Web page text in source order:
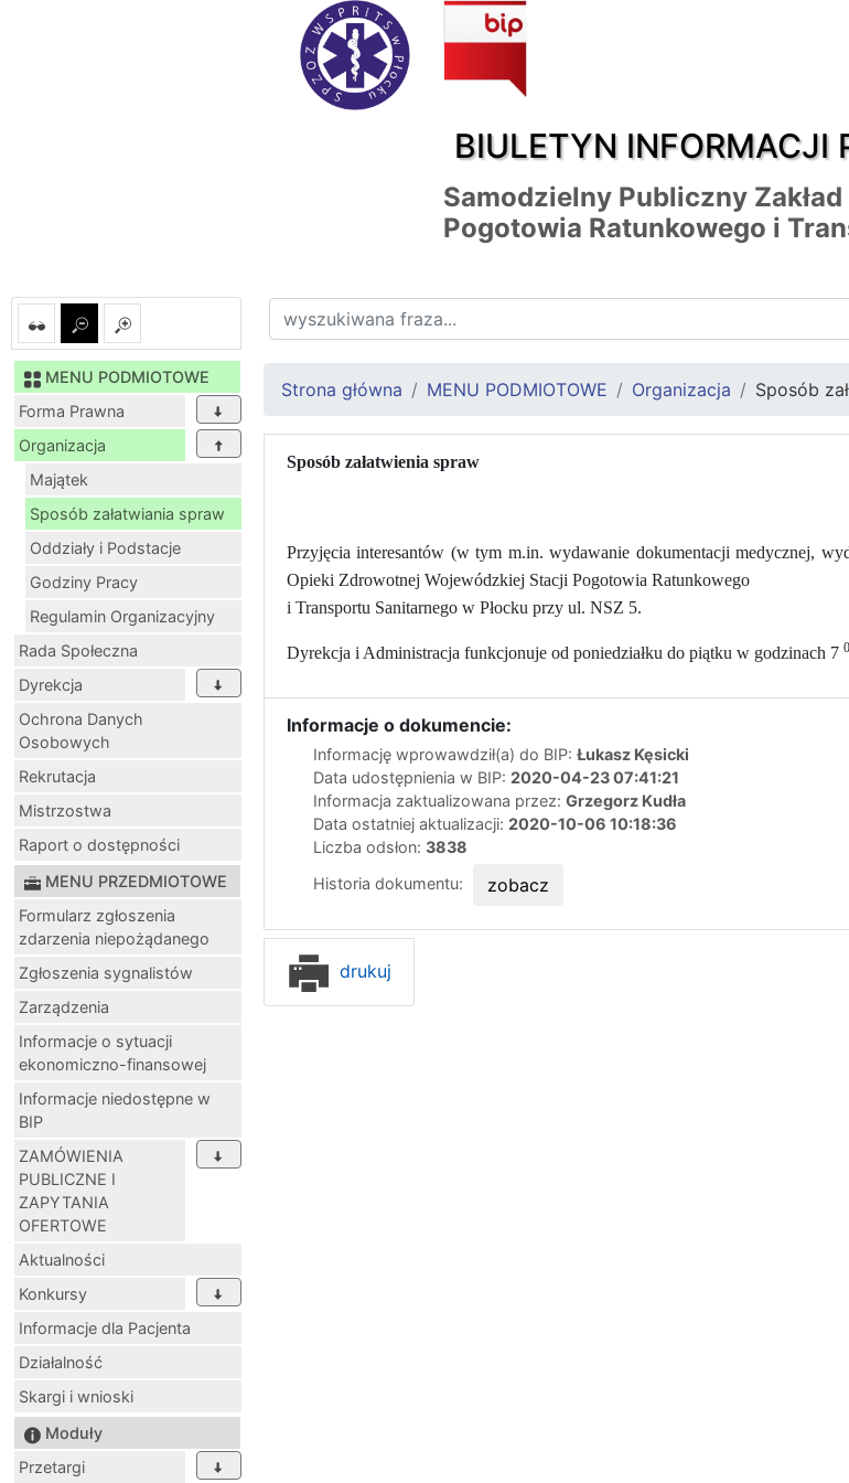
BIULETYN INFORMACJI
Samodzielny Publiczny
Pogotowia Ratunkowego i
MENU PODMIOTOWE
Forma Prawna
Organizacja
Majątek
Sposób załatwiania spraw
Oddziały i Podstacje
Godziny Pracy
Regulamin Organizacyjny
Rada Społeczna
Dyrekcja
Ochrona Danych
Osobowych
Rekrutacja
Mistrzostwa
Raport o dostępności
MENU PRZEDMIOTOWE
Formularz zgłoszenia
zdarzenia niepożądanego
Zgłoszenia sygnalistów
Zarządzenia
Informacje o sytuacji
ekonomiczno-finansowej
Informacje niedostępne w
BIP
ZAMÓWIENIA
PUBLICZNE I
ZAPYTANIA
OFERTOWE
Aktualności
Konkursy
Informacje dla Pacjenta
Działalność
Skargi i wnioski
Moduły
Przetargi
Strona główna MENU PODMIOTOWE Organizacja Sposób
Sposób załatwienia spraw
Przyjęcia interesantów (w tym m.in. wydawanie dokumentacji medycznej,
Opieki Zdrowotnej Wojewódzkiej Stacji Pogotowia Ratunkowego
i Transportu Sanitarnego w Płocku przy ul. NSZ 5.
Dyrekcja i Administracja funkcjonuje od poniedziałku do piątku w godzinach 7
Informacje o dokumencie:
Informację wprowawdził(a) do BIP: Łukasz Kęsicki
Data udostępnienia w BIP: 2020-04-23 07:41:21
Informacja zaktualizowana przez: Grzegorz Kudła
Data ostatniej aktualizacji: 2020-10-06 10:18:36
Liczba odsłon: 3838
Historia dokumentu:
zobacz
drukuj